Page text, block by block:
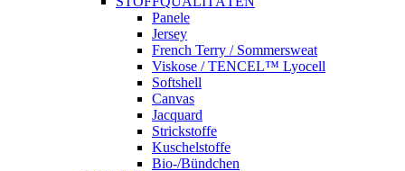
Panele
Jersey
French Terry / Sommersweat
Viskose / TENCEL™ Lyocell
Softshell
Canvas
Jacquard
Strickstoffe
Kuschelstoffe
Bio-/Bündchen